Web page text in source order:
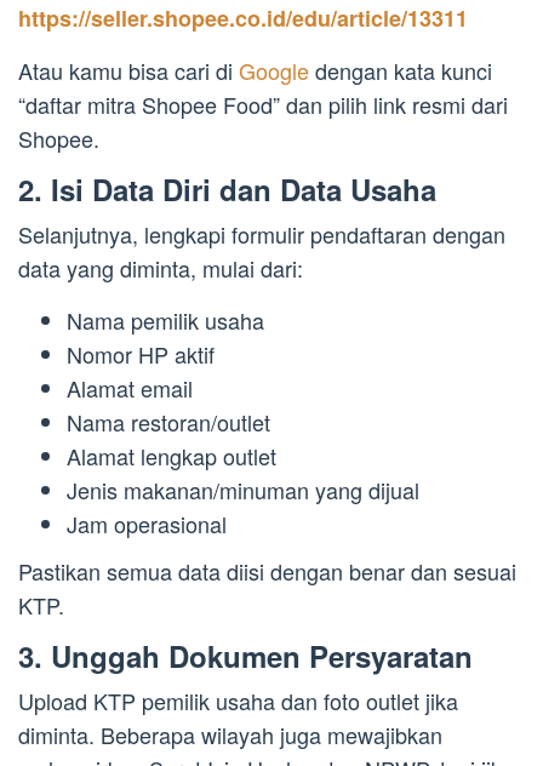
https://seller.shopee.co.id/edu/article/13311
Atau kamu bisa cari di Googledengan kata kunci
“daftar mitra Shopee Food” dan pilih link resmi dari
Shopee.
2. Isi Data Diri dan Data Usaha
Selanjutnya, lengkapi formulir pendaftaran dengan
data yang diminta, mulai dari:
Nama pemilik usaha
Nomor HP aktif
Alamat email
Nama restoran/outlet
Alamat lengkap outlet
Jenis makanan/minuman yang dijual
Jam operasional
Pastikan semua data diisi dengan benar dan sesuai
KTP.
3. Unggah Dokumen Persyaratan
Upload KTP pemilik usaha dan foto outlet jika
diminta. Beberapa wilayah juga mewajibkan